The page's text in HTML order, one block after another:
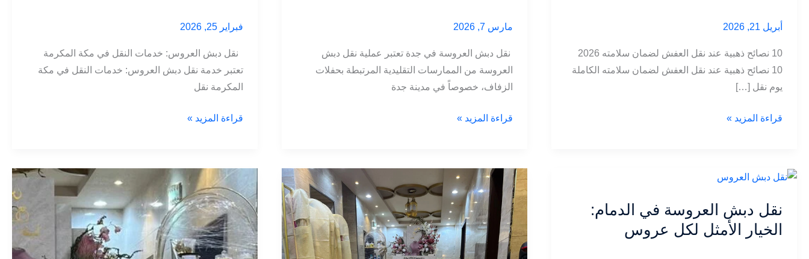
أبريل 21, 2026
10 نصائح ذهبية عند نقل العفش لضمان سلامته 2026
10 نصائح ذهبية عند نقل العفش لضمان سلامته الكاملة
يوم نقل […]
10
نقل
العفش
لضمان
سلامته
قراءة المزيد »
مارس 7, 2026
نقل دبش العروسة في جدة تعتبر عملية نقل دبش
العروسة من الممارسات التقليدية المرتبطة بحفلات
الزفاف، خصوصاً في مدينة جدة
أهم
حول
نقل
دبش
العروسة
في
جدة
قراءة المزيد »
فبراير 25, 2026
نقل دبش العروس: خدمات النقل في مكة المكرمة
تعتبر خدمة نقل دبش العروس: خدمات النقل في مكة
المكرمة نقل
نقل
خدمات
النقل
في
مكة
المكرمة
قراءة المزيد »
نقل دبش العروسة في الدمام:
الخيار الأمثل لكل عروس